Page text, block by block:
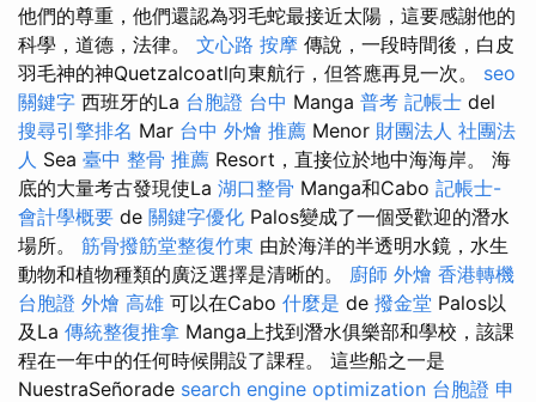
他們的尊重，他們還認為羽毛蛇最接近太陽，這要感謝他的
科學，道德，法律。 文心路 按摩 傳說，一段時間後，白皮
羽毛神的神Quetzalcoatl向東航行，但答應再見一次。 seo
關鍵字 西班牙的La 台胞證 台中 Manga 普考 記帳士 del
搜尋引擎排名 Mar 台中 外燴 推薦 Menor 財團法人 社團法
人 Sea 臺中 整骨 推薦 Resort，直接位於地中海海岸。 海
底的大量考古發現使La 湖口整骨 Manga和Cabo 記帳士-
會計學概要 de 關鍵字優化 Palos變成了一個受歡迎的潛水
場所。 筋骨撥筋堂整復竹東 由於海洋的半透明水鏡，水生
動物和植物種類的廣泛選擇是清晰的。 廚師 外燴 香港轉機
台胞證 外燴 高雄 可以在Cabo 什麼是 de 撥金堂 Palos以
及La 傳統整復推拿 Manga上找到潛水俱樂部和學校，該課
程在一年中的任何時候開設了課程。 這些船之一是
NuestraSeñorade search engine optimization 台胞證 申